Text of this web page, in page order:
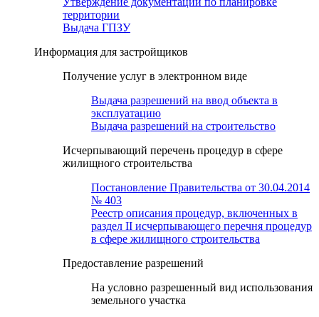
территории
Выдача ГПЗУ
Информация для застройщиков
Получение услуг в электронном виде
Выдача разрешений на ввод объекта в
эксплуатацию
Выдача разрешений на строительство
Исчерпывающий перечень процедур в сфере
жилищного строительства
Постановление Правительства от 30.04.2014
№ 403
Реестр описания процедур, включенных в
раздел II исчерпывающего перечня процедур
в сфере жилищного строительства
Предоставление разрешений
На условно разрешенный вид использования
земельного участка